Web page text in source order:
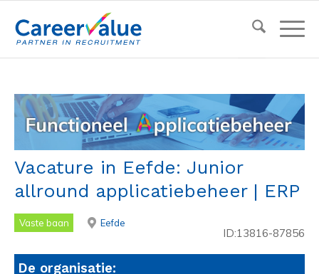
Vacature in Eefde: Junior
allround applicatiebeheer | ERP
Vaste baan Eefde
ID:13816-87856
De organisatie: